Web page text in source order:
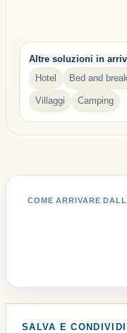
Altre soluzioni in
Hotel
Bed and
Villaggi Camping
COME ARRIVARE
SALVA E CONDIVIDI